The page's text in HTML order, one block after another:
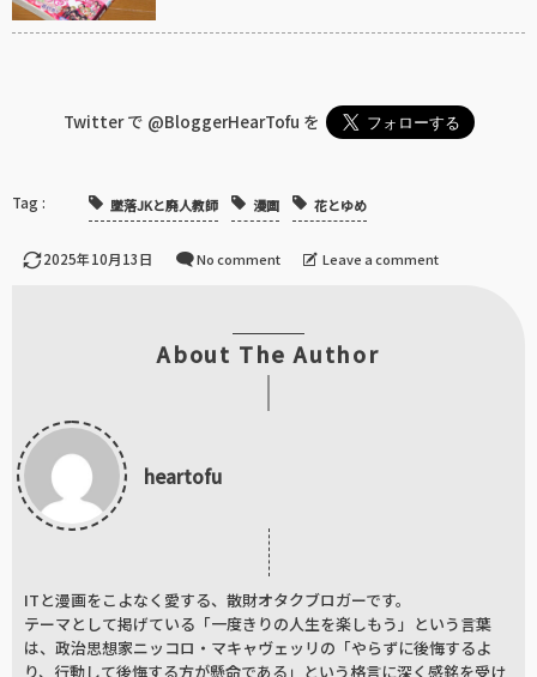
Twitter で @BloggerHearTofu を
墜落JKと廃人教師 漫画 花とゆめ
2025年10月13日 No comment Leave a comment
About The Author
heartofu
ITと漫画をこよなく愛する、散財オタクブロガーです。
テーマとして掲げている「一度きりの人生を楽しもう」という言葉
は、政治思想家ニッコロ・マキャヴェッリの「やらずに後悔するよ
り、行動して後悔する方が懸命である」という格言に深く感銘を受け